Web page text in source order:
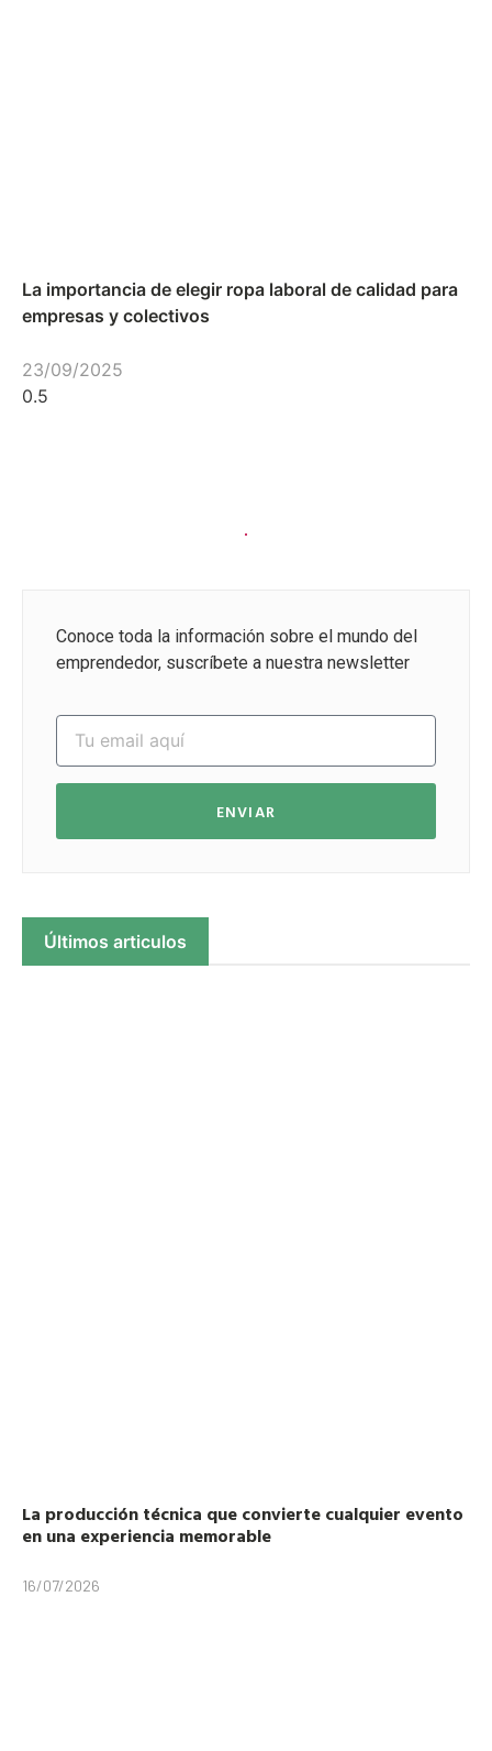
La importancia de elegir ropa laboral de calidad para
empresas y colectivos
23/09/2025
Conoce toda la información sobre el mundo del
emprendedor, suscríbete a nuestra newsletter
ENVIAR
Últimos articulos
La producción técnica que convierte cualquier evento
en una experiencia memorable
16/07/2026